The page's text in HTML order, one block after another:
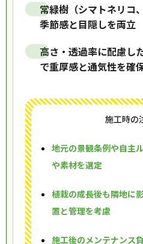
常緑樹（シマトネリコ
季節感と目隠しを両立
高さ・透過率に配慮し
で重厚感と通気性を確
施工時の
地元の景観条例や自主
や素材を選定
植栽の成長後も隣地に
置と管理を考慮
施工後のメンテナンス